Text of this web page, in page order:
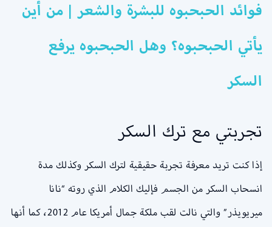
فوائد الحبحبوه للبشرة والشعر | من أين
يأتي الحبحبوه؟ وهل الحبحبوه يرفع
السكر
تجربتي مع ترك السكر
إذا كنت تريد معرفة تجربة حقيقية لترك السكر وكذلك مدة
انسحاب السكر من الجسم فإليك الكلام الذي روته “نانا
ميريويذر” والتي نالت لقب ملكة جمال أمريكا عام 2012، كما أنها